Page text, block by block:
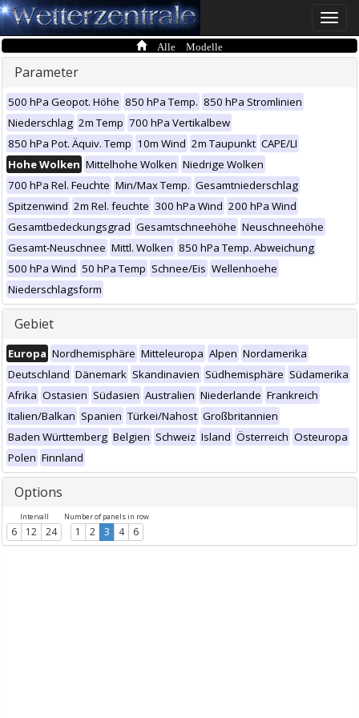
Toggle
Alle Modelle
Parameter
500 hPa Geopot. Höhe 850 hPa Temp. 850 hPa Stromlinien
Niederschlag 2m Temp 700 hPa Vertikalbew
850 hPa Pot. Äquiv. Temp 10m Wind 2m Taupunkt CAPE/LI
Hohe Wolken Mittelhohe Wolken Niedrige Wolken
700 hPa Rel. Feuchte Min/Max Temp. Gesamtniederschlag
Spitzenwind 2m Rel. feuchte 300 hPa Wind 200 hPa Wind
Gesamtbedeckungsgrad Gesamtschneehöhe Neuschneehöhe
Gesamt-Neuschnee Mittl. Wolken 850 hPa Temp. Abweichung
500 hPa Wind 50 hPa Temp Schnee/Eis Wellenhoehe
Niederschlagsform
Gebiet
Europa Nordhemisphäre Mitteleuropa Alpen Nordamerika
Deutschland Dänemark Skandinavien Südhemisphäre Südamerika
Afrika Ostasien Südasien Australien Niederlande Frankreich
Italien/Balkan Spanien Türkei/Nahost Großbritannien
Baden Württemberg Belgien Schweiz Island Österreich Osteuropa
Polen Finnland
Options
Intervall
6 12 24
Number of panels in row
1 2 3 4 6